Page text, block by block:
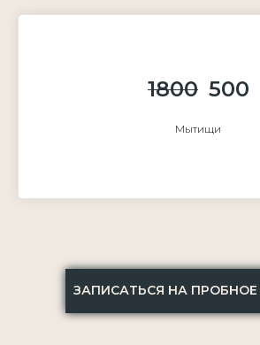
1800 500
Мытищи
ЗАПИСАТЬСЯ НА ПРОБНОЕ